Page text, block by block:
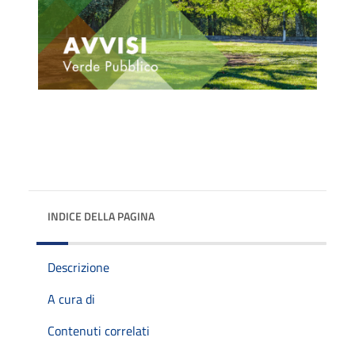
INDICE DELLA PAGINA
Descrizione
A cura di
Contenuti correlati